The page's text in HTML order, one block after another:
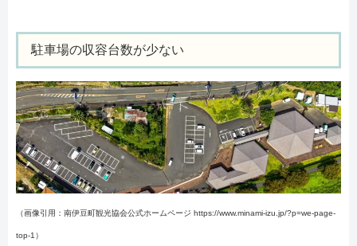
駐車場の収容台数が少ない
（画像引用：南伊豆町観光協会公式ホームページ https://www.minami-izu.jp/?p=we-page-
top-1）